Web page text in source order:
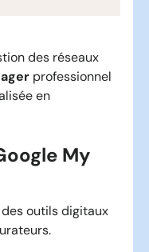
des réseaux
professionnel
en
My
outils digitaux